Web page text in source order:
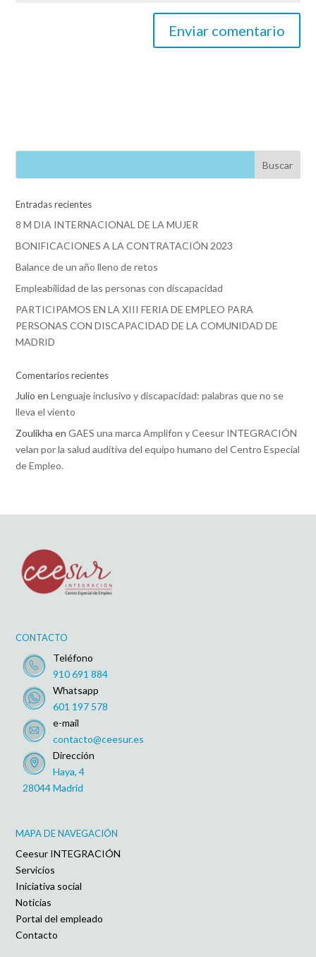
Entradas recientes
8 M DIA INTERNACIONAL DE LA MUJER
BONIFICACIONES A LA CONTRATACIÓN 2023
Balance de un año lleno de retos
Empleabilidad de las personas con discapacidad
PARTICIPAMOS EN LA XIII FERIA DE EMPLEO PARA
PERSONAS CON DISCAPACIDAD DE LA COMUNIDAD DE
MADRID
Comentarios recientes
Julio enLenguaje inclusivo y discapacidad: palabras que no se
lleva el viento
Zoulikha enGAES una marca Amplifon y Ceesur INTEGRACIÓN
velan por la salud auditiva del equipo humano del Centro Especial
de Empleo.
CONTACTO
Teléfono
910 691 884
Whatsapp
601 197 578
e-mail
contacto@ceesur.es
Dirección
Haya, 4
28044 Madrid
MAPA DE NAVEGACIÓN
Ceesur INTEGRACIÓN
Servicios
Iniciativa social
Noticias
Portal del empleado
Contacto